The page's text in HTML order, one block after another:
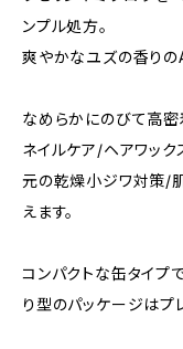
ンプル処方。
爽やかなユズの香りの
なめらかにのびて高密
ネイルケア/ヘアワッ
元の乾燥小ジワ対策/
えます。
コンパクトな缶タイプ
り型のパッケージはプ